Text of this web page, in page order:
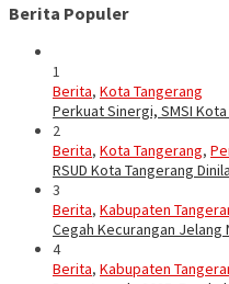
Berita Populer
1
Berita, Kota Tangerang
Perkuat Sinergi, SMSI
2
Berita, Kota Tangerang,
RSUD Kota Tangerang
3
Berita, Kabupaten
Cegah Kecurangan Jelang
4
Berita, Kabupaten